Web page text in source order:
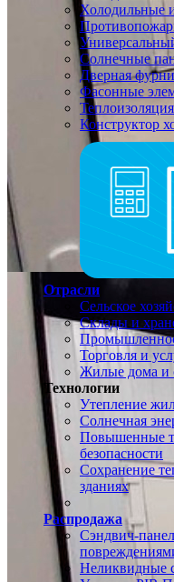
Холодильные
Солнечные
Дверная
Фасонные
Теплоизоляция
Конструктор
Отрасли
Сельское
Склады и
Торговля и
Жилые дома и
Технологии
Утепление
Солнечная
Повышенные
безопасности
Сохранение
зданиях
Распродажа
Сэндвич-
Неликвидные